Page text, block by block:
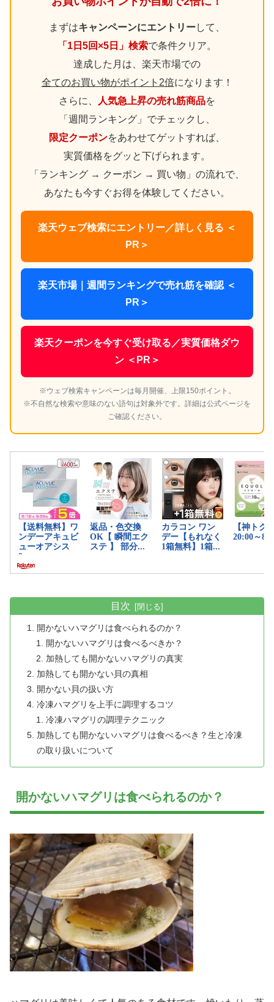
まずはキャンペーンにエントリーして、
「1日5回×5日」検索で条件クリア。
達成した月は、楽天市場での
全てのお買い物がポイント2倍になります！
さらに、
人気急上昇の売れ筋商品を
「週間ランキング」でチェックし、
限定クーポンをあわせてゲットすれば、
実質価格をグッと下げられます。
「ランキング → クーポン → 買い物」の流れで、
あなたも今すぐお得を体験してください。
楽天ウェブ検索にエントリー／詳しく見る ＜
PR＞
楽天市場｜週間ランキングで売れ筋を確認 ＜
PR＞
楽天クーポンを今すぐ受け取る／実質価格ダウ
ン ＜PR＞
※ウェブ検索キャンペーンは毎月開催、上限150ポイント。
※不自然な検索や意味のない語句は対象外です。詳細は公式ページを
ご確認ください。
目次
開かないハマグリは食べられるのか？
開かないハマグリは食べるべきか？
加熱しても開かないハマグリの真実
加熱しても開かない貝の真相
開かない貝の扱い方
冷凍ハマグリを上手に調理するコツ
冷凍ハマグリの調理テクニック
加熱しても開かないハマグリは食べるべき？生と冷凍
の取り扱いについて
開かないハマグリは食べられるのか？